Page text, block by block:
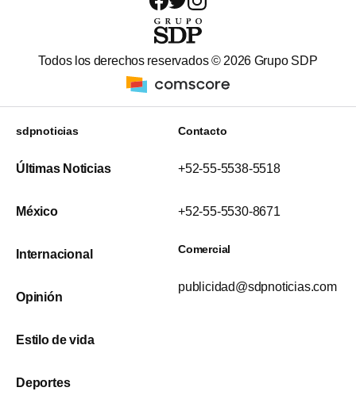
Todos los derechos reservados © 2026 Grupo SDP
sdpnoticias
Últimas Noticias
México
Internacional
Opinión
Estilo de vida
Deportes
Contacto
+52-55-5538-5518
+52-55-5530-8671
Comercial
publicidad@sdpnoticias.com